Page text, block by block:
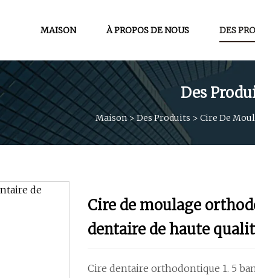
MAISON À PROPOS DE NOUS DES
Des
Maison> Des Produits > Cire De
Cire de moulage
dentaire de haute
Cire dentaire orthodontique 1. 5